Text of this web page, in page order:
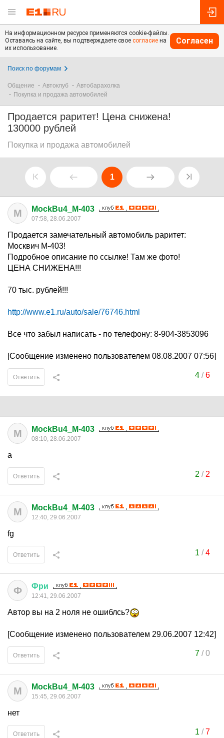
На информационном ресурсе применяются cookie-файлы.
Оставаясь на сайте, вы подтверждаете свое согласие на
их использование.
Согласен
Поиск по форумам
Общение Автоклуб
Автобарахолка
Покупка и продажа автомобилей
Продается раритет! Цена снижена!
130000 рублей
Покупка и продажа автомобилей
1
M MockBu4_M-403
07:58, 28.06.2007
Продается замечательный автомобиль раритет:
Москвич М-403!
Подробное описание по ссылке! Там же фото!
ЦЕНА СНИЖЕНА!!!
70 тыс. рублей!!!
http://www.e1.ru/auto/sale/76746.html
Все что забыл написать - по телефону: 8-904-3853096
[Сообщение изменено пользователем 08.08.2007 07:56]
4/6
Ответить
M MockBu4_M-403
08:10, 28.06.2007
а
2 / 2
Ответить
M MockBu4_M-403
12:40, 29.06.2007
fg
1 /4
Ответить
Ф Фри
12:41, 29.06.2007
Автор вы на 2 ноля не ошиблсь?
[Сообщение изменено пользователем 29.06.2007 12:42]
7/0
Ответить
M MockBu4_M-403
15:45, 29.06.2007
нет
1 /7
Ответить